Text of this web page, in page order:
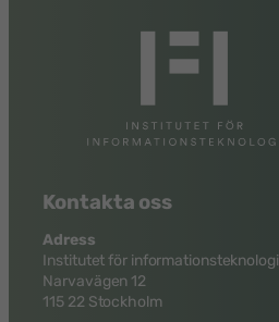
Kontakta oss
Adress
Institutet för informationsteknologi
Narvavägen 12
115 22 Stockholm